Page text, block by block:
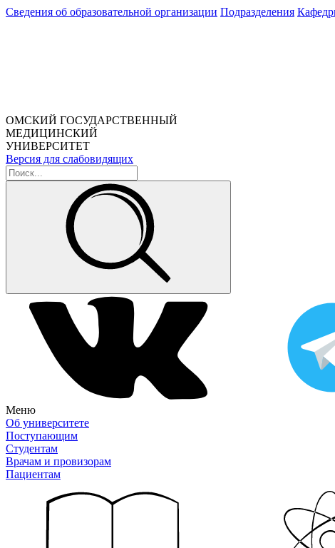
Сведения об образовательной организации Подразделения
ОМСКИЙ ГОСУДАРСТВЕННЫЙ
МЕДИЦИНСКИЙ
УНИВЕРСИТЕТ
Версия для слабовидящих
Меню
Об университете
Поступающим
Студентам
Врачам и провизорам
Пациентам